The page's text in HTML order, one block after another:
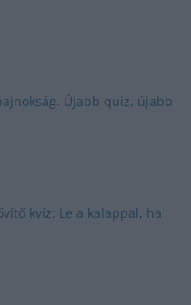
Újabb quiz, újabb
kvíz: Le a kalappal, ha